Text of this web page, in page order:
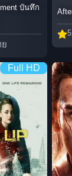
บันทึก
Full HD